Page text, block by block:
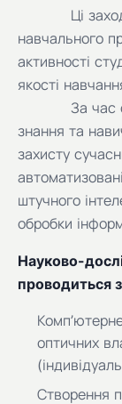
Ці заходи
навчального
активності
якості
За час
знання та
захисту
штучного
обробки
Науково-
проводиться
оптичних
Створення